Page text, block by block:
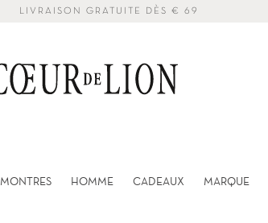
LIVRAISON GRATUITE DÈS € 69
MONTRES HOMME CADEAUX MARQUE